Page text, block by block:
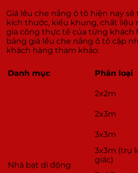
Giá lều che nắng ô tô hiện nay
kích thước, kiểu khung, chất liệu
gia công thực tế của từng khách
bảng giá lều che nắng ô tô cập
khách hàng tham khảo:
Danh mục Phân loại
Nhà bạt di động
2x2m
2x3m
3x3m
3x3m (trụ
giác)